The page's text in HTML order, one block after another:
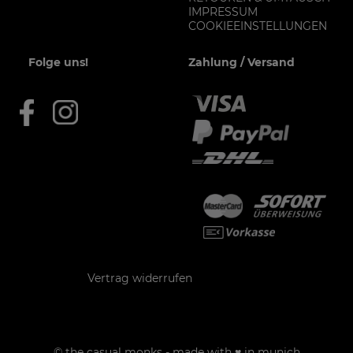
IMPRESSUM
COOKIEEINSTELLUNGEN
Folge uns! Zahlung / Versand
Vertrag widerrufen